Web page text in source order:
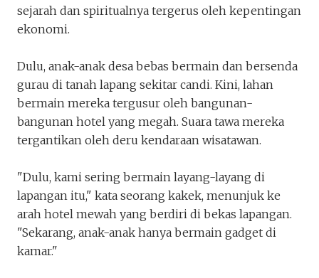
sejarah dan spiritualnya tergerus oleh kepentingan
ekonomi.
Dulu, anak-anak desa bebas bermain dan bersenda
gurau di tanah lapang sekitar candi. Kini, lahan
bermain mereka tergusur oleh bangunan-
bangunan hotel yang megah. Suara tawa mereka
tergantikan oleh deru kendaraan wisatawan.
"Dulu, kami sering bermain layang-layang di
lapangan itu," kata seorang kakek, menunjuk ke
arah hotel mewah yang berdiri di bekas lapangan.
"Sekarang, anak-anak hanya bermain gadget di
kamar."